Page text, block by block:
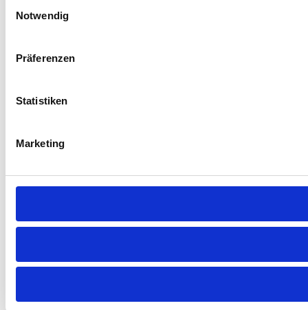
Notwendig
Präferenzen
Statistiken
Marketing